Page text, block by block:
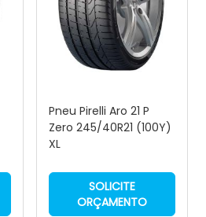
Pneu Pirelli Aro 21 P
Zero 245/40R21 (100Y)
XL
SOLICITE
ORÇAMENTO